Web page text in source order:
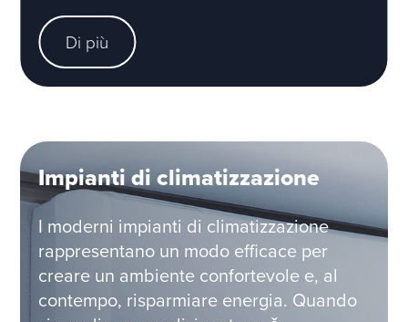
Di più
Impianti di climatizzazione
I moderni impianti di climatizzazione
rappresentano un modo efficace per
creare un ambiente confortevole e, al
contempo, risparmiare energia. Quando